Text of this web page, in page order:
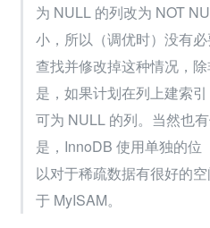
为 NULL 的列改为 NOT
小，所以（调优时）没有
查找并修改掉这种情况，
是，如果计划在列上建索
可为 NULL 的列。当然也
是，InnoDB 使用单独的位
以对于稀疏数据有很好的
于 MyISAM。